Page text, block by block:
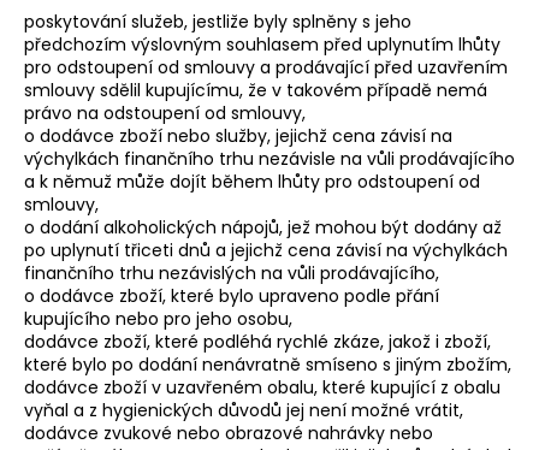
poskytování služeb, jestliže byly splněny s jeho
předchozím výslovným souhlasem před uplynutím lhůty
pro odstoupení od smlouvy a prodávající před uzavřením
smlouvy sdělil kupujícímu, že v takovém případě nemá
právo na odstoupení od smlouvy,
o dodávce zboží nebo služby, jejichž cena závisí na
výchylkách finančního trhu nezávisle na vůli prodávajícího
a k němuž může dojít během lhůty pro odstoupení od
smlouvy,
o dodání alkoholických nápojů, jež mohou být dodány až
po uplynutí třiceti dnů a jejichž cena závisí na výchylkách
finančního trhu nezávislých na vůli prodávajícího,
o dodávce zboží, které bylo upraveno podle přání
kupujícího nebo pro jeho osobu,
dodávce zboží, které podléhá rychlé zkáze, jakož i zboží,
které bylo po dodání nenávratně smíseno s jiným zbožím,
dodávce zboží v uzavřeném obalu, které kupující z obalu
vyňal a z hygienických důvodů jej není možné vrátit,
dodávce zvukové nebo obrazové nahrávky nebo